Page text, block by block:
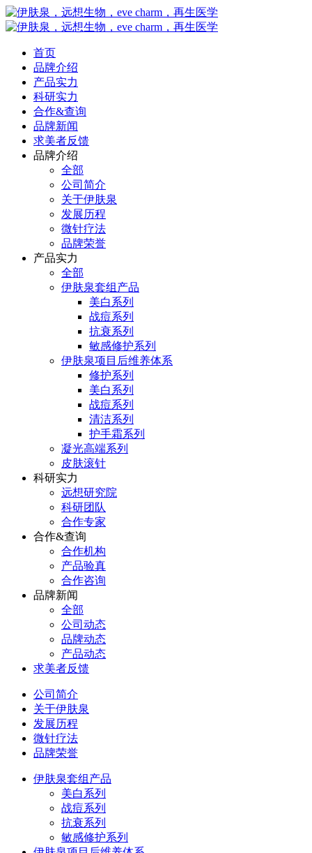
首页
品牌介绍
产品实力
科研实力
合作&查询
品牌新闻
求美者反馈
品牌介绍
全部
公司简介
关于伊肤泉
发展历程
微针疗法
品牌荣誉
产品实力
全部
伊肤泉套组产品
美白系列
战痘系列
抗衰系列
敏感修护系列
伊肤泉项目后维养体系
修护系列
美白系列
战痘系列
清洁系列
护手霜系列
凝光高端系列
皮肤滚针
科研实力
远想研究院
科研团队
合作专家
合作&查询
合作机构
产品验真
合作咨询
品牌新闻
全部
公司动态
品牌动态
产品动态
求美者反馈
公司简介
关于伊肤泉
发展历程
微针疗法
品牌荣誉
伊肤泉套组产品
美白系列
战痘系列
抗衰系列
敏感修护系列